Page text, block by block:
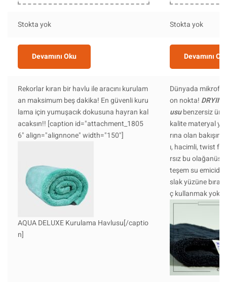
Stokta yok Stokta yok
Devamını Oku Devamını
Rekorlar kıran bir havlu ile aracını kurulam
an maksimum beş dakika! En güvenli kuru
lama için yumuşacık dokusuna hayran kal
acaksın!! [caption id="attachment_1805
6" align="alignnone" width="150"]
AQUA DELUXE Kurulama Havlusu[/captio
n]
Dünyada
on nokta!
usubenzersiz
kalite materyal
rına olan
ı, hacimli, twist
rsız bu
teşem su emicidir.
slak yüzüne
ç kullanmak yok.